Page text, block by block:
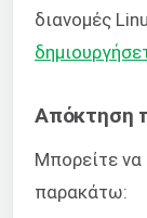
διανομές
Απόκτηση
Μπορείτε να
παρακάτω: